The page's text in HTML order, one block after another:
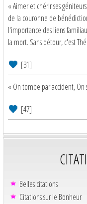
« Aimer et chérir ses
de la couronne de
l'importance des liens
la mort. Sans détour, c'est
[31]
« On tombe par accident,
[47]
Belles citations
Citations sur le Bonheur